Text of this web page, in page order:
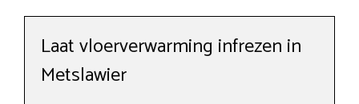
Laat vloerverwarming infrezen in
Metslawier